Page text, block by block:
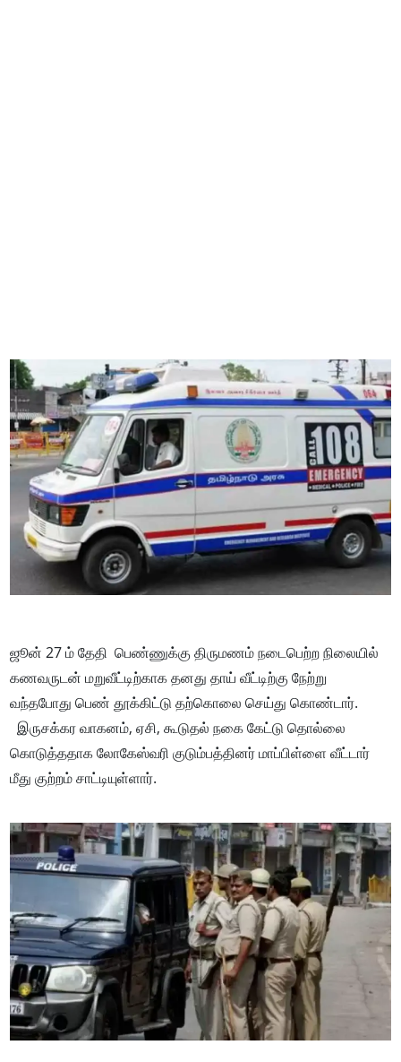
ஜூன் 27 ம் தேதி பெண்ணுக்கு திருமணம் நடைபெற்ற நிலையில்
கணவருடன் மறுவீட்டிற்காக தனது தாய் வீட்டிற்கு நேற்று
வந்தபோது பெண் தூக்கிட்டு தற்கொலை செய்து கொண்டார்.
இருசக்கர வாகனம், ஏசி, கூடுதல் நகை கேட்டு தொல்லை
கொடுத்ததாக லோகேஸ்வரி குடும்பத்தினர் மாப்பிள்ளை வீட்டார்
மீது குற்றம் சாட்டியுள்ளார்.